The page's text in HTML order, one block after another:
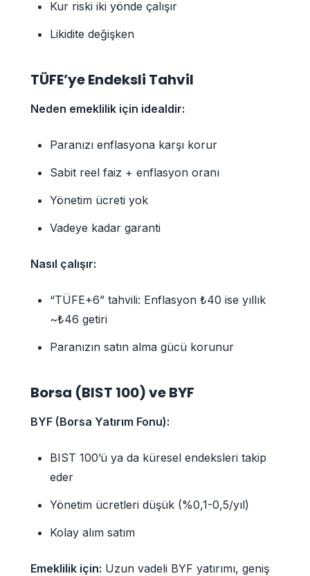
Kur riski iki yönde çalışır
Likidite değişken
TÜFE’ye Endeksli Tahvil
Neden emeklilik için idealdir:
Paranızı enflasyona karşı korur
Sabit reel faiz + enflasyon oranı
Yönetim ücreti yok
Vadeye kadar garanti
Nasıl çalışır:
“TÜFE+6” tahvili: Enflasyon ₺40 ise yıllık
~₺46 getiri
Paranızın satın alma gücü korunur
Borsa (BIST 100) ve BYF
BYF (Borsa Yatırım Fonu):
BIST 100’ü ya da küresel endeksleri takip
eder
Yönetim ücretleri düşük (%0,1-0,5/yıl)
Kolay alım satım
Emeklilik için: Uzun vadeli BYF yatırımı, geniş